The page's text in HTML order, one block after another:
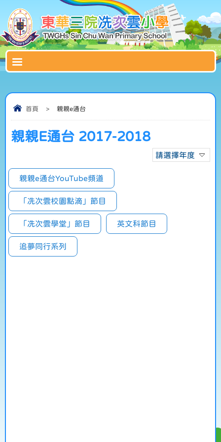
首頁 > 親親e通台
親親E通台 2017-2018
請選擇年度
親親e通台YouTube頻道
「冼次雲校園點滴」節目
「冼次雲學堂」節目 英文科節目
追夢同行系列